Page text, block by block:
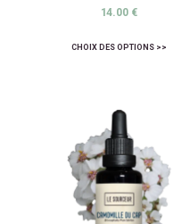
14.00 €
CHOIX DES OPTIONS